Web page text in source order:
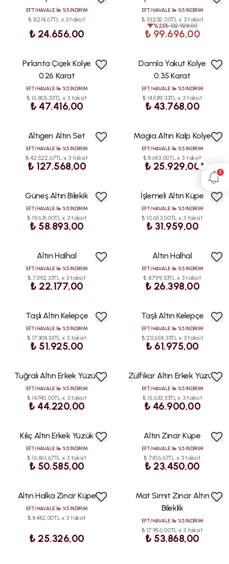
EFT/HAVALE İle %5 İNDİRİM
₺ 8.218,67TL x 3 taksit
₺ 24.656,00
EFT/HAVALE İle %5 İNDİRİM
₺ 33.232,00TL x 3 taksit
%25₺ 132.928,00
₺ 99.696,00
Pırlanta Çiçek Kolye
0.26 Karat
EFT/HAVALE İle %5 İNDİRİM
₺ 15.805,33TL x 3 taksit
₺ 47.416,00
Damla Yakut Kolye
0.35 Karat
EFT/HAVALE İle %5 İNDİRİM
₺ 14.589,33TL x 3 taksit
₺ 43.768,00
Altıgen Altın Set
EFT/HAVALE İle %5 İNDİRİM
₺ 42.522,67TL x 3 taksit
₺ 127.568,00
Magia Altın Kalp Kolye
EFT/HAVALE İle %5 İNDİRİM
₺ 8.643,00TL x 3 taksit
₺ 25.929,00
Güneş Altın Bilekik
EFT/HAVALE İle %5 İNDİRİM
₺ 19.631,00TL x 3 taksit
₺ 58.893,00
İşlemeli Altın Küpe
EFT/HAVALE İle %5 İNDİRİM
₺ 10.653,00TL x 3 taksit
₺ 31.959,00
Altın Halhal
EFT/HAVALE İle %5 İNDİRİM
₺ 7.392,33TL x 3 taksit
₺ 22.177,00
Altın Halhal
EFT/HAVALE İle %5 İNDİRİM
₺ 8.799,33TL x 3 taksit
₺ 26.398,00
Taşlı Altın Kelepçe
EFT/HAVALE İle %5 İNDİRİM
₺ 17.308,33TL x 3 taksit
₺ 51.925,00
Taşlı Altın Kelepçe
EFT/HAVALE İle %5 İNDİRİM
₺ 20.658,33TL x 3 taksit
₺ 61.975,00
Tuğralı Altın Erkek Yüzük
EFT/HAVALE İle %5 İNDİRİM
₺ 14.740,00TL x 3 taksit
₺ 44.220,00
Zülfikar Altın Erkek Yüzük
EFT/HAVALE İle %5 İNDİRİM
₺ 15.633,33TL x 3 taksit
₺ 46.900,00
Kılıç Altın Erkek Yüzük
EFT/HAVALE İle %5 İNDİRİM
₺ 16.861,67TL x 3 taksit
₺ 50.585,00
Altın Zincir Küpe
EFT/HAVALE İle %5 İNDİRİM
₺ 7.816,67TL x 3 taksit
₺ 23.450,00
Altın Halka Zincir Küpe
EFT/HAVALE İle %5 İNDİRİM
₺ 8.442,00TL x 3 taksit
₺ 25.326,00
Mat Simit Zincir Altın
Bileklik
EFT/HAVALE İle %5 İNDİRİM
₺ 17.956,00TL x 3 taksit
₺ 53.868,00
×
1